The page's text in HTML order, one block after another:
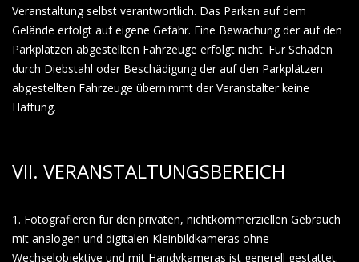
Veranstaltung selbst verantwortlich. Das Parken auf dem
Gelände erfolgt auf eigene Gefahr. Eine Bewachung der auf den
Parkplätzen abgestellten Fahrzeuge erfolgt nicht. Für Schäden
durch Diebstahl oder Beschädigung der auf den Parkplätzen
abgestellten Fahrzeuge übernimmt der Veranstalter keine
Haftung.
VII. VERANSTALTUNGSBEREICH
1. Fotografieren für den privaten, nichtkommerziellen Gebrauch
mit analogen und digitalen Kleinbildkameras ohne
Wechselobjektive und mit Handykameras ist generell gestattet.